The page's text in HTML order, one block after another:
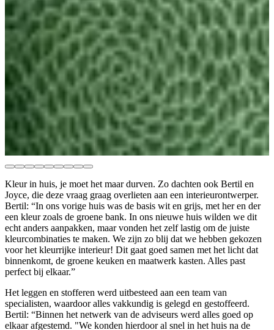
Kleur in huis, je moet het maar durven. Zo dachten ook Bertil en
Joyce, die deze vraag graag overlieten aan een interieurontwerper.
Bertil: “In ons vorige huis was de basis wit en grijs, met her en der
een kleur zoals de groene bank. In ons nieuwe huis wilden we dit
echt anders aanpakken, maar vonden het zelf lastig om de juiste
kleurcombinaties te maken. We zijn zo blij dat we hebben gekozen
voor het kleurrijke interieur! Dit gaat goed samen met het licht dat
binnenkomt, de groene keuken en maatwerk kasten. Alles past
perfect bij elkaar.”
Het leggen en stofferen werd uitbesteed aan een team van
specialisten, waardoor alles vakkundig is gelegd en gestoffeerd.
Bertil: “Binnen het netwerk van de adviseurs werd alles goed op
elkaar afgestemd. "We konden hierdoor al snel in het huis na de